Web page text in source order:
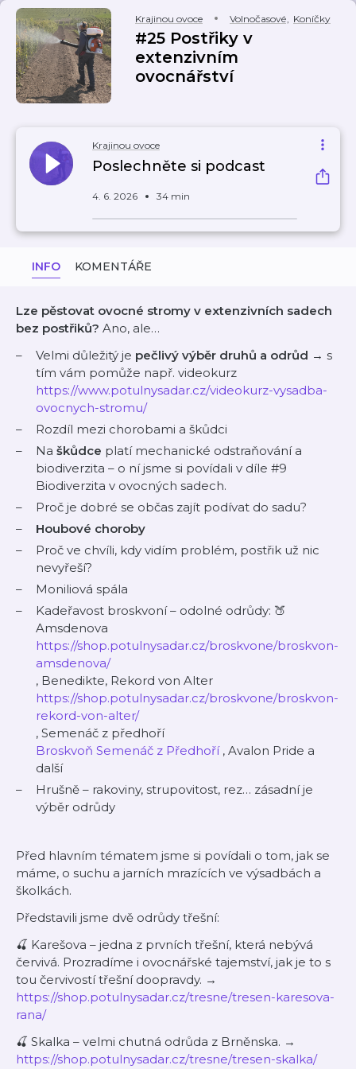
Krajinou ovoce Volnočasové, Koníčky
#25 Postřiky v
extenzivním
ovocnářství
Krajinou ovoce
Poslechněte si podcast
4. 6. 2026 34 min
INFO KOMENTÁŘE
Lze pěstovat ovocné stromy v extenzivních sadech
bez postřiků? Ano, ale…
Velmi důležitý je pečlivý výběr druhů a odrůd → s
tím vám pomůže např. videokurz
https://www.potulnysadar.cz/videokurz-vysadba-
ovocnych-stromu/
Rozdíl mezi chorobami a škůdci
Na škůdce platí mechanické odstraňování a
biodiverzita – o ní jsme si povídali v díle #9
Biodiverzita v ovocných sadech.
Proč je dobré se občas zajít podívat do sadu?
Houbové choroby
Proč ve chvíli, kdy vidím problém, postřik už nic
nevyřeší?
Moniliová spála
Kadeřavost broskvoní – odolné odrůdy: 🍑
Amsdenova
https://shop.potulnysadar.cz/broskvone/broskvon-
amsdenova/
, Benedikte, Rekord von Alter
https://shop.potulnysadar.cz/broskvone/broskvon-
rekord-von-alter/
, Semenáč z předhoří
Broskvoň Semenáč z Předhoří, Avalon Pride a
další
Hrušně – rakoviny, strupovitost, rez… zásadní je
výběr odrůdy
Před hlavním tématem jsme si povídali o tom, jak se
máme, o suchu a jarních mrazících ve výsadbách a
školkách.
Představili jsme dvě odrůdy třešní:
🍒 Karešova – jedna z prvních třešní, která nebývá
červivá. Prozradíme i ovocnářské tajemství, jak je to s
tou červivostí třešní doopravdy. →
https://shop.potulnysadar.cz/tresne/tresen-karesova-
rana/
🍒 Skalka – velmi chutná odrůda z Brněnska. →
https://shop.potulnysadar.cz/tresne/tresen-skalka/